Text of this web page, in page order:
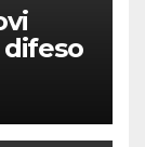
difeso